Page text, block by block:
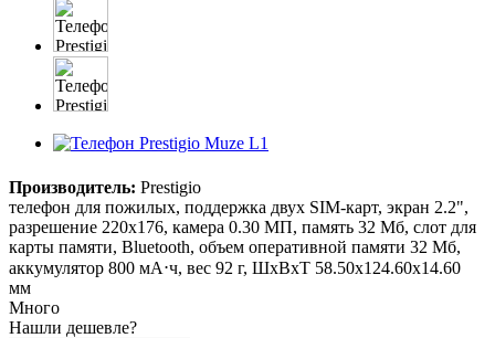
Производитель: Prestigio
телефон для пожилых, поддержка двух SIM-карт, экран 2.2",
разрешение 220x176, камера 0.30 МП, память 32 Мб, слот для
карты памяти, Bluetooth, объем оперативной памяти 32 Мб,
аккумулятор 800 мА⋅ч, вес 92 г, ШxВxТ 58.50x124.60x14.60
мм
Много
Нашли дешевле?